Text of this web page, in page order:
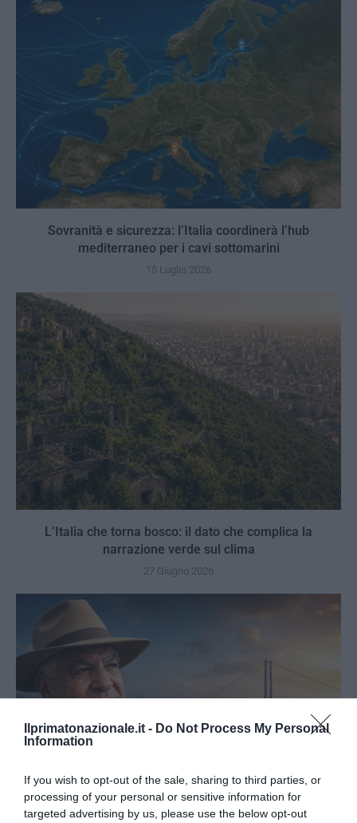
Ilprimatonazionale.it - Do Not Process My Personal
Information
If you wish to opt-out of the sale, sharing to third parties, or
processing of your personal or sensitive information for
targeted advertising by us, please use the below opt-out
Sovranità e sicurezza: l’Italia coordinerà l’hub
mediterraneo per i cavi sottomarini
15 Luglio 2026
L’Italia che torna bosco: il dato che complica la
narrazione verde sul clima
27 Giugno 2026